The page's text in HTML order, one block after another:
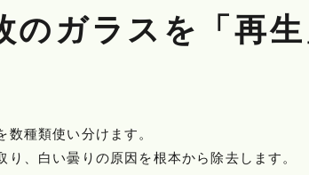
のガラスを「再
種類使い分けます。
、白い曇りの原因を根本から除去します。